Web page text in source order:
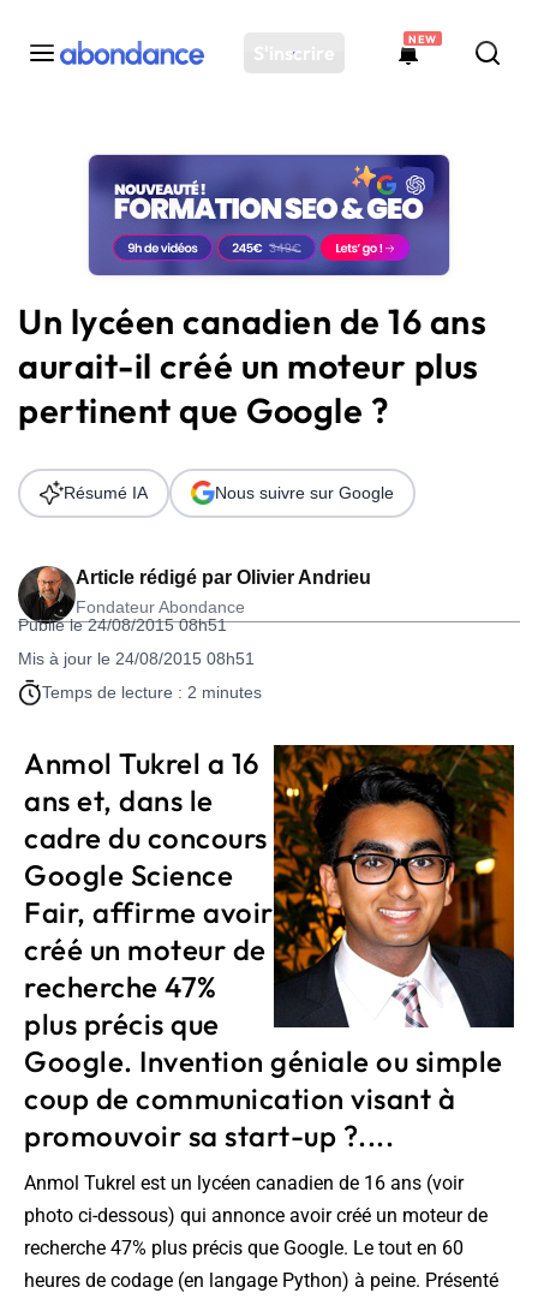
S'inscrire
NEW
Toutes les actus
Actus SEO
Plateforme
Solutions
Ressources
Audit SEO
Un lycéen canadien de 16 ans
aurait-il créé un moteur plus
pertinent que Google ?
Article rédigé par Olivier Andrieu
Fondateur Abondance
Publié le 24/08/2015 08h51
Mis à jour le 24/08/2015 08h51
Temps de lecture : 2 minutes
Résumé IA Nous suivre sur Google
Anmol Tukrel a 16
ans et, dans le
cadre du concours
Google Science
Fair, affirme avoir
créé un moteur de
recherche 47%
plus précis que
Google. Invention géniale ou simple
coup de communication visant à
promouvoir sa start-up ?....
Anmol Tukrel est un lycéen canadien de 16 ans (voir
photo ci-dessous) qui annonce avoir créé un moteur de
recherche 47% plus précis que Google. Le tout en 60
heures de codage (en langage Python) à peine. Présenté